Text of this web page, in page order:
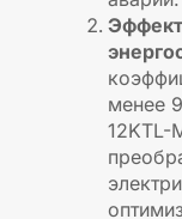
менее
12KTL-